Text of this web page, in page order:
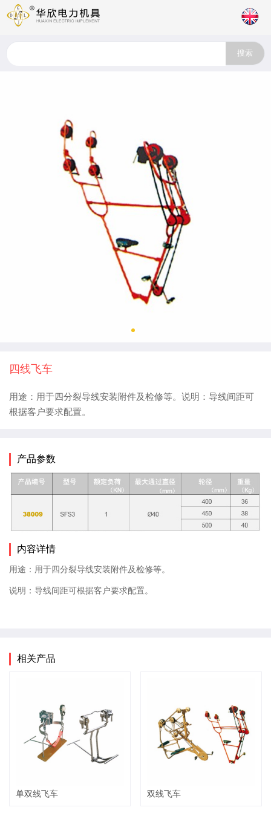
四线飞车
用途：用于四分裂导线安装附件及检修等。说明：导线间距可
根据客户要求配置。
产品参数
内容详情
用途：用于四分裂导线安装附件及检修等。
说明：导线间距可根据客户要求配置。
相关产品
单双线飞车 双线飞车